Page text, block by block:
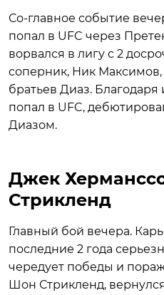
Со-главное событие
попал в UFC через
ворвался в лигу с 2
соперник, Ник
братьев Диаз. Благодаря
попал в UFC,
Диазом.
Джек
Стрикленд
Главный бой вечера.
последние 2 года
чередует победы и
Шон Стрикленд,